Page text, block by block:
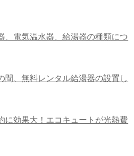
、電気温水器、給湯器の種類につ
間、無料レンタル給湯器の設置し
に効果大！エコキュートが光熱費